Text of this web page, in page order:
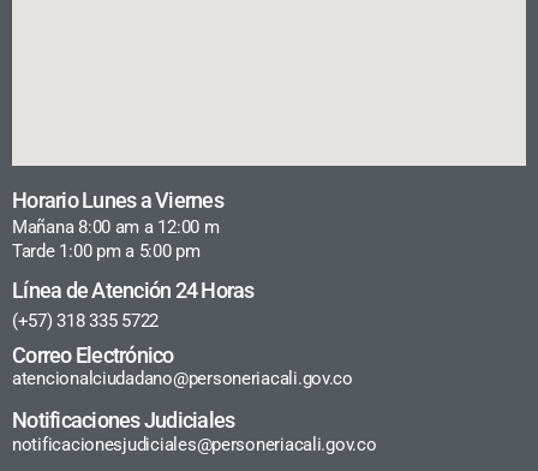
Horario Lunes a Viernes
Mañana 8:00 am a 12:00 m
Tarde 1:00 pm a 5:00 pm
Línea de Atención 24 Horas
(+57) 318 335 5722
Correo Electrónico
atencionalciudadano@personeriacali.gov.co
Notificaciones Judiciales
notificacionesjudiciales@personeriacali.gov.co